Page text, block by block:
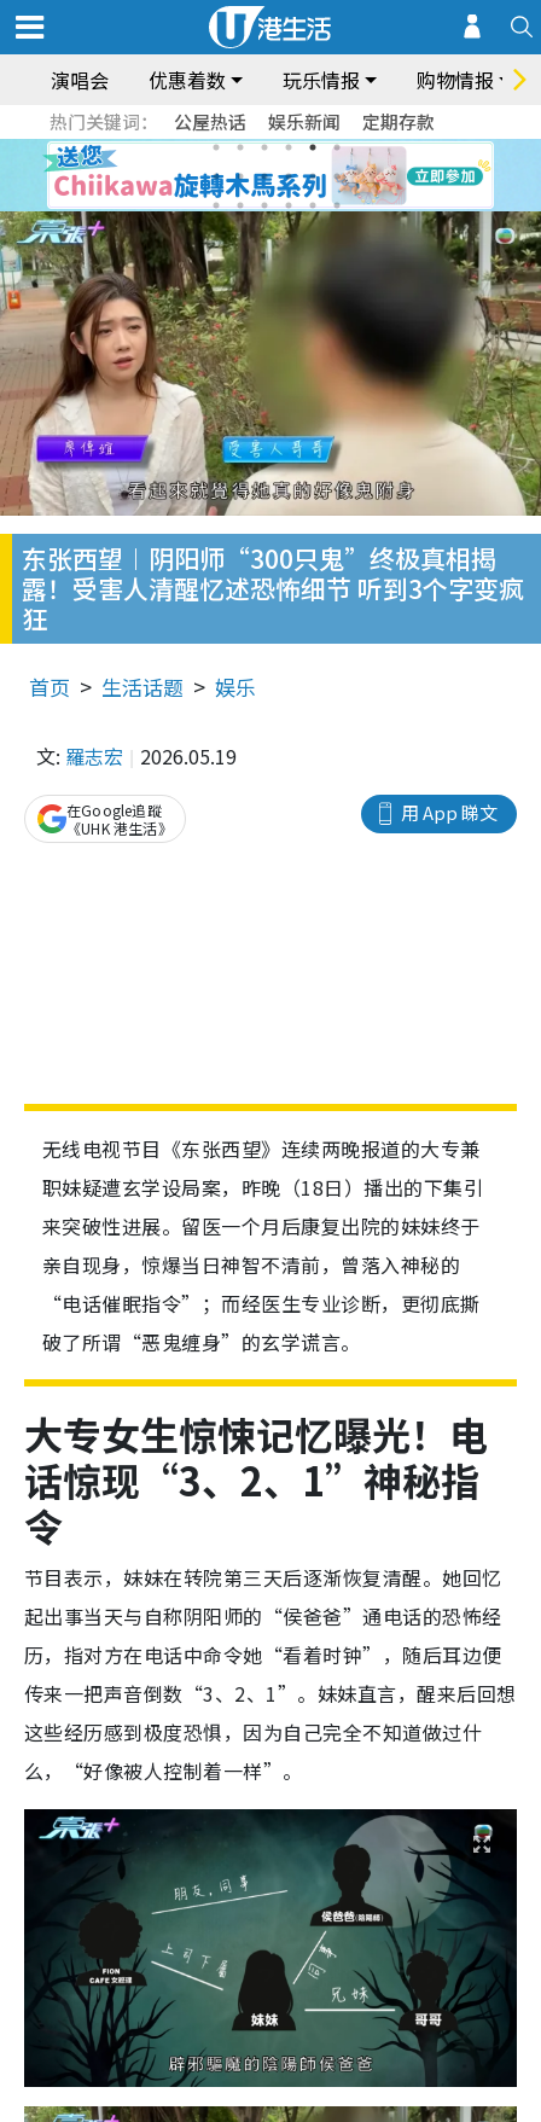
演唱会 优惠着数 玩乐情报 购物情报
热门关键词： 公屋热话 娱乐新闻 定期存款
东张西望︱阴阳师“300只鬼”终极真相揭
露！受害人清醒忆述恐怖细节 听到3个字变疯
狂
首页 生活话题 娱乐
文: 羅志宏 2026.05.19
用 App 睇文
在Google追蹤
《UHK 港生活》
无线电视节目《东张西望》连续两晚报道的大专兼
职妹疑遭玄学设局案，昨晚（18日）播出的下集引
来突破性进展。留医一个月后康复出院的妹妹终于
亲自现身，惊爆当日神智不清前，曾落入神秘的
“电话催眠指令”；而经医生专业诊断，更彻底撕
破了所谓“恶鬼缠身”的玄学谎言。
大专女生惊悚记忆曝光！电
话惊现“3、2、1”神秘指
令
节目表示，妹妹在转院第三天后逐渐恢复清醒。她回忆
起出事当天与自称阴阳师的“侯爸爸”通电话的恐怖经
历，指对方在电话中命令她“看着时钟”，随后耳边便
传来一把声音倒数“3、2、1”。妹妹直言，醒来后回想
这些经历感到极度恐惧，因为自己完全不知道做过什
么，“好像被人控制着一样”。